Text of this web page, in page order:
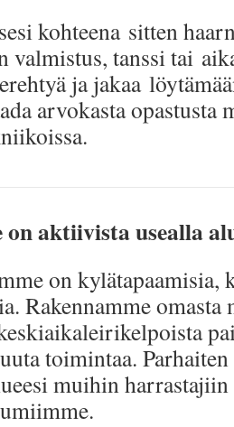
kohteena sitten
valmistus, tanssi tai
ja jakaa
arvokasta
aktiivista usealla
on kylätapaamisia,
Rakennamme omasta
toimintaa. Parhaiten
muihin